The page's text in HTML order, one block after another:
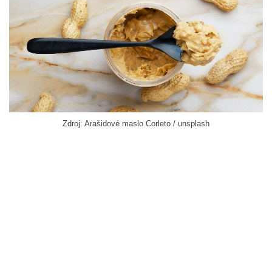
Zdroj: Arašidové maslo Corleto / unsplash